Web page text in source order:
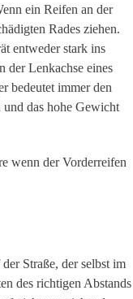
ein Reifen an der
Rades ziehen.
entweder stark ins
der Lenkachse eines
bedeutet immer den
das hohe Gewicht
wenn der Vorderreifen
Straße, der selbst im
des richtigen Abstands